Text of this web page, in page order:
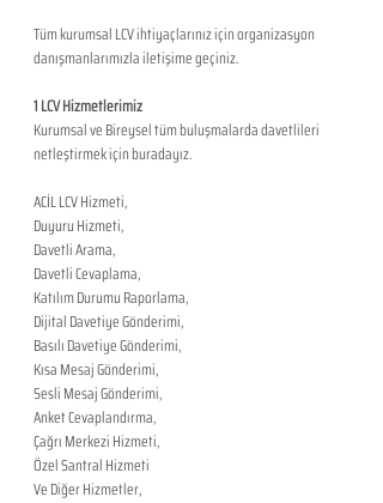
Tüm kurumsal LCV ihtiyaçlarınız için organizasyon
danışmanlarımızla iletişime geçiniz.
1 LCV Hizmetlerimiz
Kurumsal ve Bireysel tüm buluşmalarda davetlileri
netleştirmek için buradayız.
ACİL LCV Hizmeti,
Duyuru Hizmeti,
Davetli Arama,
Davetli Cevaplama,
Katılım Durumu Raporlama,
Dijital Davetiye Gönderimi,
Basılı Davetiye Gönderimi,
Kısa Mesaj Gönderimi,
Sesli Mesaj Gönderimi,
Anket Cevaplandırma,
Çağrı Merkezi Hizmeti,
Özel Santral Hizmeti
Ve Diğer Hizmetler,